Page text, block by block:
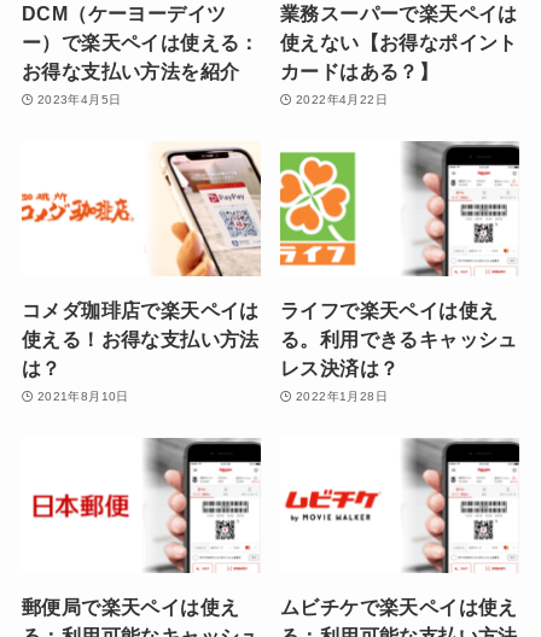
DCM（ケーヨーデイツ
ー）で楽天ペイは使える：
お得な支払い方法を紹介
2023年4月5日
業務スーパーで楽天ペイは
使えない【お得なポイント
カードはある？】
2022年4月22日
コメダ珈琲店で楽天ペイは
使える！お得な支払い方法
は？
2021年8月10日
ライフで楽天ペイは使え
る。利用できるキャッシュ
レス決済は？
2022年1月28日
郵便局で楽天ペイは使え
ムビチケで楽天ペイは使え